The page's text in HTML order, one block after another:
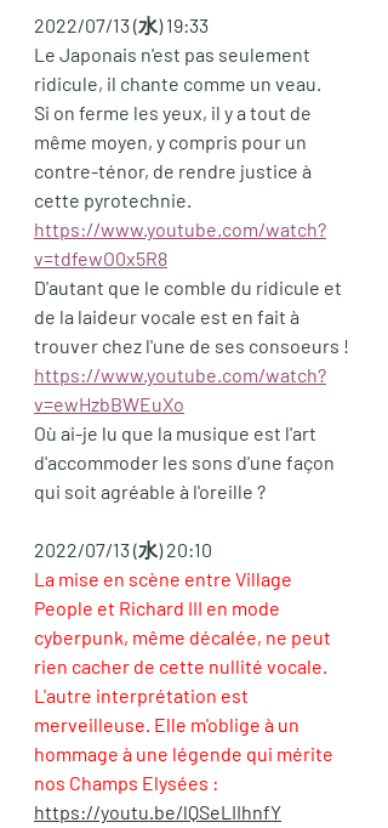
2022/07/13 (水) 19:33
Le Japonais n'est pas seulement
ridicule, il chante comme un veau.
Si on ferme les yeux, il y a tout de
même moyen, y compris pour un
contre-ténor, de rendre justice à
cette pyrotechnie.
https://www.youtube.com/watch?
v=tdfewO0x5R8
D'autant que le comble du ridicule et
de la laideur vocale est en fait à
trouver chez l'une de ses consoeurs !
https://www.youtube.com/watch?
v=ewHzbBWEuXo
Où ai-je lu que la musique est l'art
d'accommoder les sons d'une façon
qui soit agréable à l'oreille ?
2022/07/13 (水) 20:10
La mise en scène entre Village
People et Richard III en mode
cyberpunk, même décalée, ne peut
rien cacher de cette nullité vocale.
L'autre interprétation est
merveilleuse. Elle m'oblige à un
hommage à une légende qui mérite
nos Champs Elysées :
https://youtu.be/lQSeLIIhnfY